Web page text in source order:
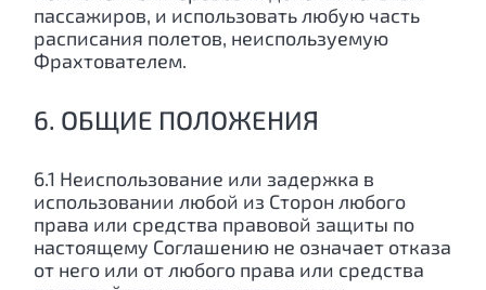
пассажиров, и использовать любую часть
расписания полетов, неиспользуемую
Фрахтователем.
6. ОБЩИЕ ПОЛОЖЕНИЯ
6.1 Неиспользование или задержка в
использовании любой из Сторон любого
права или средства правовой защиты по
настоящему Соглашению не означает отказа
от него или от любого права или средства